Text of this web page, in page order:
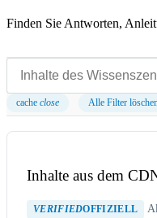
Finden Sie Antworten,
cache close Alle Filter
Inhalte aus dem
VERIFIEDOFFIZIELL